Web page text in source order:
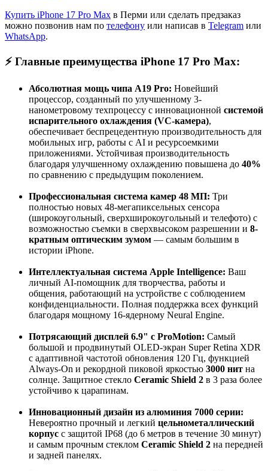
Купить iPhone 17 Pro Max в Перми или сделать предзаказ
можно позвонив нам по телефону или написав в Telegram или
WhatsApp.
⚡️ Главные преимущества iPhone 17 Pro Max:
Абсолютная мощь чипа A19 Pro: Новейший
процессор, созданный по улучшенному 3-
нанометровому техпроцессу с инновационной системой
испарительного охлаждения (VC-камера),
обеспечивает беспрецедентную производительность для
мобильных игр, работы с AI и ресурсоемкими
приложениями. Устойчивая производительность
благодаря улучшенному охлаждению повышена до 40%
по сравнению с предыдущим поколением.
Профессиональная система камер 48 МП: Три
полностью новых 48-мегапиксельных сенсора
(широкоугольный, сверхширокоугольный и телефото) с
возможностью съемки в сверхвысоком разрешении и 8-
кратным оптическим зумом — самым большим в
истории iPhone.
Интеллектуальная система Apple Intelligence: Ваш
личный AI-помощник для творчества, работы и
общения, работающий на устройстве с соблюдением
конфиденциальности. Полная поддержка всех функций
благодаря мощному 16-ядерному Neural Engine.
Потрясающий дисплей 6.9" с ProMotion: Самый
большой и продвинутый OLED-экран Super Retina XDR
с адаптивной частотой обновления 120 Гц, функцией
Always-On и рекордной пиковой яркостью 3000 нит на
солнце. Защитное стекло Ceramic Shield 2 в 3 раза более
устойчиво к царапинам.
Инновационный дизайн из алюминия 7000 серии:
Невероятно прочный и легкий цельнометаллический
корпус с защитой IP68 (до 6 метров в течение 30 минут)
и самым прочным стеклом Ceramic Shield 2 на передней
и задней панелях.